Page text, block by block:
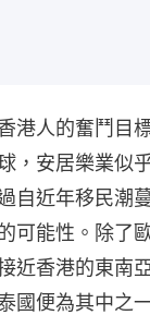
港人的奮鬥目
，安居樂業似
自近年移民潮
可能性。除了
近香港的東南
國便為其中之